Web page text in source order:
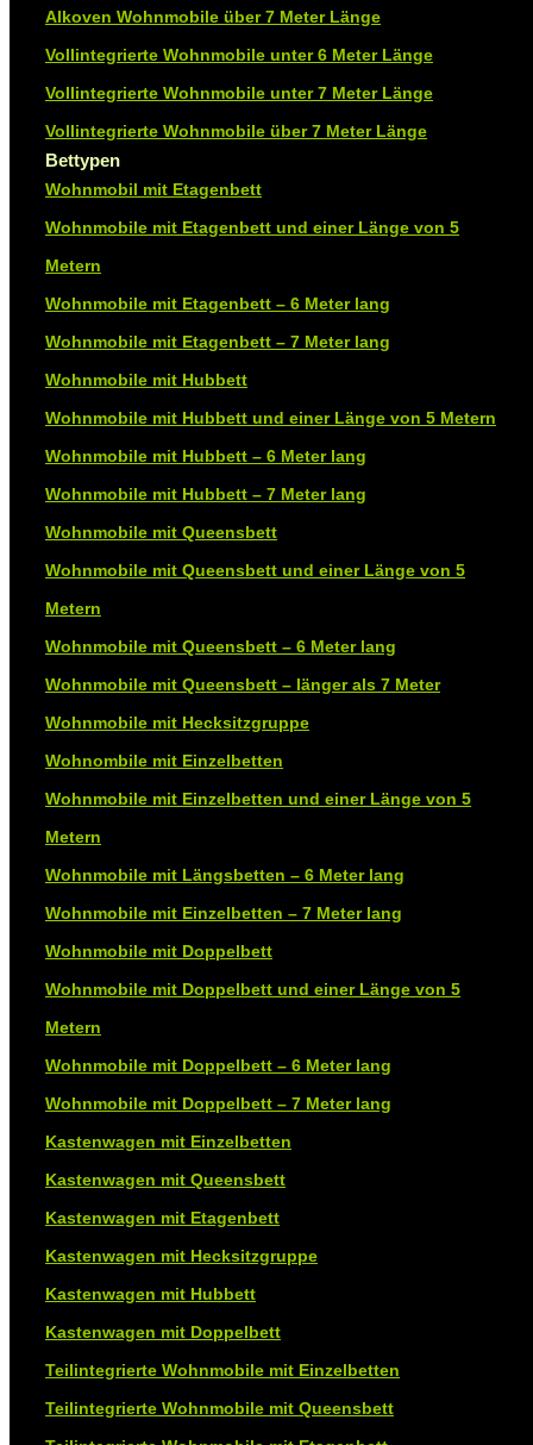
Alkoven Wohnmobile über 7 Meter Länge
Vollintegrierte Wohnmobile unter 6 Meter Länge
Vollintegrierte Wohnmobile unter 7 Meter Länge
Vollintegrierte Wohnmobile über 7 Meter Länge
Bettypen
Wohnmobil mit Etagenbett
Wohnmobile mit Etagenbett und einer Länge von 5
Metern
Wohnmobile mit Etagenbett – 6 Meter lang
Wohnmobile mit Etagenbett – 7 Meter lang
Wohnmobile mit Hubbett
Wohnmobile mit Hubbett und einer Länge von 5 Metern
Wohnmobile mit Hubbett – 6 Meter lang
Wohnmobile mit Hubbett – 7 Meter lang
Wohnmobile mit Queensbett
Wohnmobile mit Queensbett und einer Länge von 5
Metern
Wohnmobile mit Queensbett – 6 Meter lang
Wohnmobile mit Queensbett – länger als 7 Meter
Wohnmobile mit Hecksitzgruppe
Wohnombile mit Einzelbetten
Wohnmobile mit Einzelbetten und einer Länge von 5
Metern
Wohnmobile mit Längsbetten – 6 Meter lang
Wohnmobile mit Einzelbetten – 7 Meter lang
Wohnmobile mit Doppelbett
Wohnmobile mit Doppelbett und einer Länge von 5
Metern
Wohnmobile mit Doppelbett – 6 Meter lang
Wohnmobile mit Doppelbett – 7 Meter lang
Kastenwagen mit Einzelbetten
Kastenwagen mit Queensbett
Kastenwagen mit Etagenbett
Kastenwagen mit Hecksitzgruppe
Kastenwagen mit Hubbett
Kastenwagen mit Doppelbett
Teilintegrierte Wohnmobile mit Einzelbetten
Teilintegrierte Wohnmobile mit Queensbett